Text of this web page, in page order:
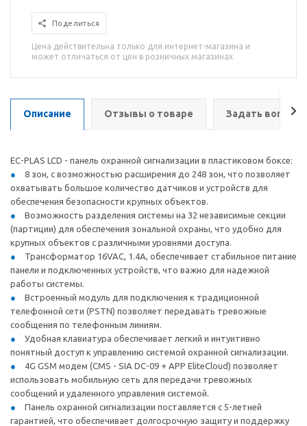
Поделиться
Цена действительна только для интернет-магазина и
может отличаться от цен в розничных магазинах
Описание Отзывы о товаре Задать вопрос
EC-PLAS LCD - панель охранной сигнализации в пластиковом боксе:
8 зон, с возможностью расширения до 248 зон, что позволяет
охватывать большое количество датчиков и устройств для
обеспечения безопасности крупных объектов.
Возможность разделения системы на 32 независимые секции
(партиции) для обеспечения зональной охраны, что удобно для
крупных объектов с различными уровнями доступа.
Трансформатор 16VAC, 1.4А, обеспечивает стабильное питание
панели и подключенных устройств, что важно для надежной
работы системы.
Встроенный модуль для подключения к традиционной
телефонной сети (PSTN) позволяет передавать тревожные
сообщения по телефонным линиям.
Удобная клавиатура обеспечивает легкий и интуитивно
понятный доступ к управлению системой охранной сигнализации.
4G GSM модем (CMS - SIA DC-09 + APP EliteCloud) позволяет
использовать мобильную сеть для передачи тревожных
сообщений и удаленного управления системой.
Панель охранной сигнализации поставляется с 5-летней
гарантией, что обеспечивает долгосрочную защиту и поддержку